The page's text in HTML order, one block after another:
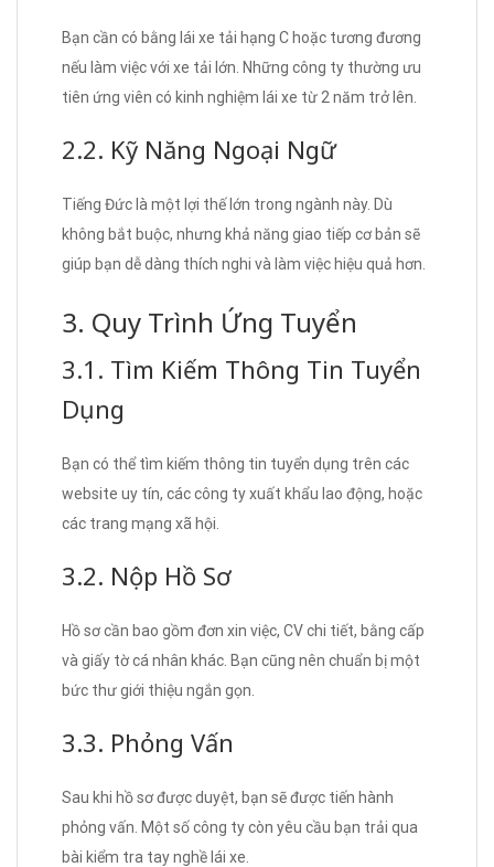
Bạn cần có bằng lái xe tải hạng C hoặc tương đương
nếu làm việc với xe tải lớn. Những công ty thường ưu
tiên ứng viên có kinh nghiệm lái xe từ 2 năm trở lên.
2.2. Kỹ Năng Ngoại Ngữ
Tiếng Đức là một lợi thế lớn trong ngành này. Dù
không bắt buộc, nhưng khả năng giao tiếp cơ bản sẽ
giúp bạn dễ dàng thích nghi và làm việc hiệu quả hơn.
3. Quy Trình Ứng Tuyển
3.1. Tìm Kiếm Thông Tin Tuyển
Dụng
Bạn có thể tìm kiếm thông tin tuyển dụng trên các
website uy tín, các công ty xuất khẩu lao động, hoặc
các trang mạng xã hội.
3.2. Nộp Hồ Sơ
Hồ sơ cần bao gồm đơn xin việc, CV chi tiết, bằng cấp
và giấy tờ cá nhân khác. Bạn cũng nên chuẩn bị một
bức thư giới thiệu ngắn gọn.
3.3. Phỏng Vấn
Sau khi hồ sơ được duyệt, bạn sẽ được tiến hành
phỏng vấn. Một số công ty còn yêu cầu bạn trải qua
bài kiểm tra tay nghề lái xe.